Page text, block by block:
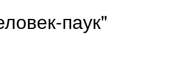
паук"